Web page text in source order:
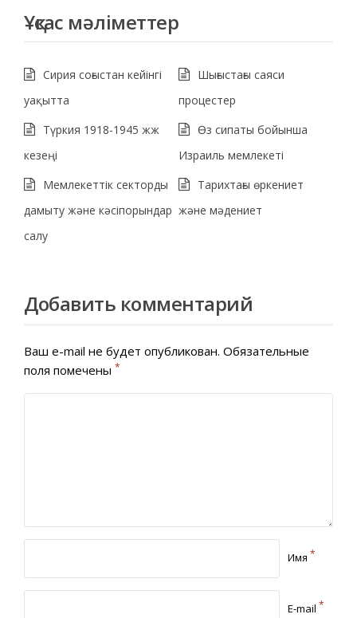
Ұқсас мәліметтер
Сирия соғыстан кейінгі
уақытта
Шығыстағы саяси
процестер
Түркия 1918-1945 жж
кезеңі
Өз сипаты бойынша
Израиль мемлекеті
Мемлекеттік секторды
дамыту және кәсіпорындар
салу
Тарихтағы өркениет
және мәдениет
Добавить комментарий
Ваш e-mail не будет опубликован. Обязательные
поля помечены *
Имя *
E-mail *